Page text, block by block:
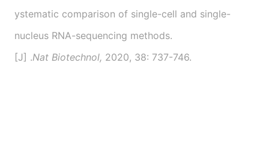
ystematic comparison of single-cell and single-
nucleus RNA-sequencing methods.
[J] .Nat Biotechnol, 2020, 38: 737-746.